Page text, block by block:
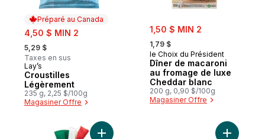
Préparé au Canada
sale:
4,50 $ MIN 2
, formerly:
5,29 $
Taxes en sus
Préparé au Canada
Lay’s
Croustilles
Légèrement
235 g, 2,25 $/100g
Magasiner Offre
sale:
1,50 $ MIN 2
, formerly:
1,79 $
le Choix du Président
Dîner de macaroni
au fromage de luxe
Cheddar blanc
200 g, 0,90 $/100g
Magasiner Offre
Ajouter Petits pains à hamburger très
Ajouter